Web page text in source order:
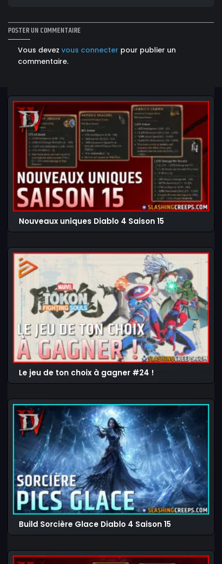
POSTER UN COMMENTAIRE
Vous devez vous connecter pour publier un
commentaire.
Nouveaux uniques Diablo 4 Saison 15
Le jeu de ton choix à gagner #24 !
Build Sorcière Glace Diablo 4 Saison 15